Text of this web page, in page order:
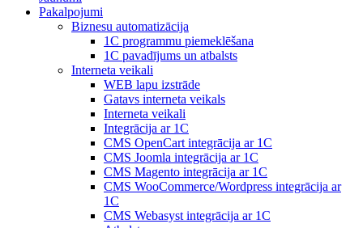
Pakalpojumi
Biznesu automatizācija
1С programmu piemeklēšana
1С pavadījums un atbalsts
Interneta veikali
WEB lapu izstrāde
Gatavs interneta veikals
Interneta veikali
Integrācija ar 1C
CMS OpenCart integrācija ar 1C
CMS Joomla integrācija ar 1C
CMS Magento integrācija ar 1C
CMS WooCommerce/Wordpress integrācija ar
1C
CMS Webasyst integrācija ar 1C